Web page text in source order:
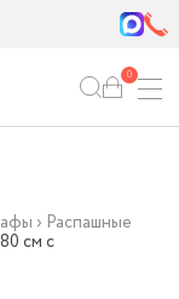
0
› Распашные
см с